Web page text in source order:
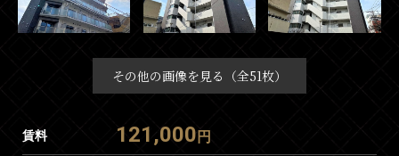
その他の画像を見る（全51枚）
賃料 121,000 円